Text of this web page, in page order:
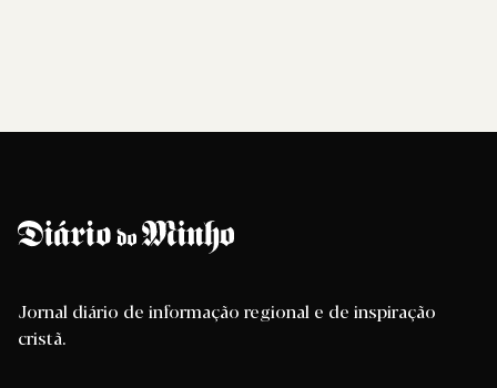
Jornal diário de informação regional e de inspiração
cristã.